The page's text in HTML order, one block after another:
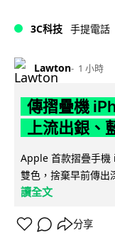
3C科技 手提電話
Lawton 1 小時
傳摺疊機
上流出銀、
Apple 首款摺疊手機
雙色，捨棄早前傳出
讀全文
分享